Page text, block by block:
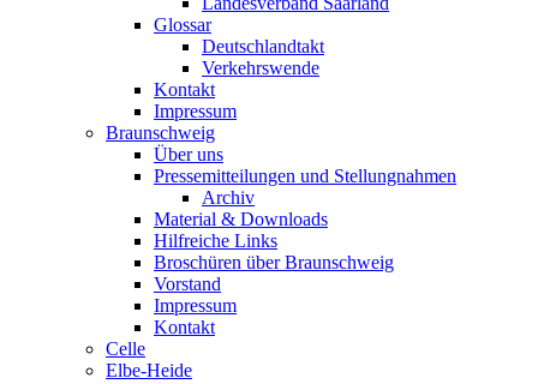
Glossar
Deutschlandtakt
Verkehrswende
Kontakt
Impressum
Braunschweig
Über uns
Pressemitteilungen und Stellungnahmen
Archiv
Material & Downloads
Hilfreiche Links
Broschüren über Braunschweig
Vorstand
Impressum
Kontakt
Celle
Elbe-Heide